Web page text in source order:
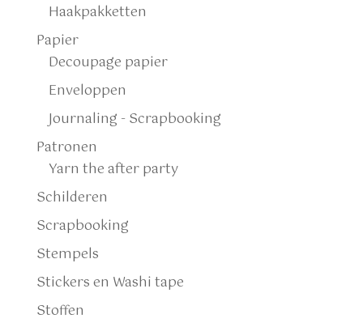
Haakpakketten
Papier
Decoupage papier
Enveloppen
Journaling - Scrapbooking
Patronen
Yarn the after party
Schilderen
Scrapbooking
Stempels
Stickers en Washi tape
Stoffen